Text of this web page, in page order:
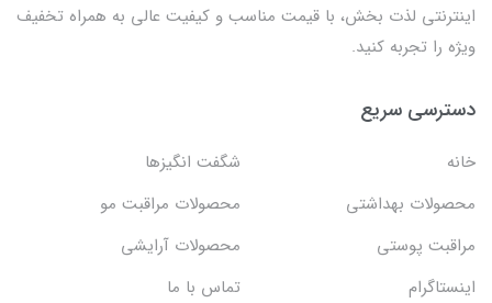
اینترنتی لذت بخش، با قیمت مناسب و کیفیت عالی به همراه تخفیف
ویژه را تجربه کنید.
دسترسی سریع
خانه
شگفت انگيزها
محصولات بهداشتي
محصولات مراقبت مو
مراقبت پوستی
محصولات آرایشی
اینستاگرام
تماس با ما